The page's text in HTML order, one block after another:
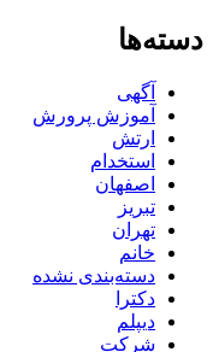
دسته‌ها
آگهی
آموزش پرورش
ارتش
استخدام
اصفهان
تبریز
تهران
خانم
دسته‌بندی نشده
دکترا
دیپلم
شرکت